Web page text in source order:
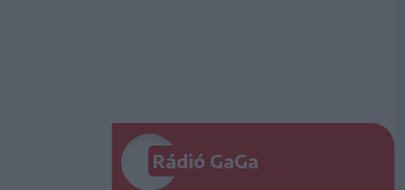
Rádió GaGa